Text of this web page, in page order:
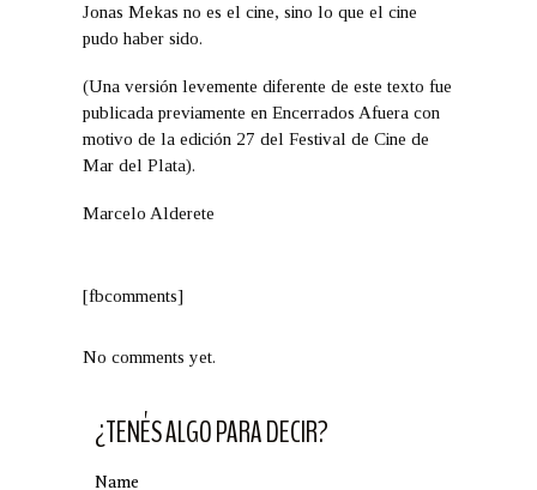
Jonas Mekas no es el cine, sino lo que el cine
pudo haber sido.
(Una versión levemente diferente de este texto fue
publicada previamente en Encerrados Afuera con
motivo de la edición 27 del Festival de Cine de
Mar del Plata).
Marcelo Alderete
[fbcomments]
No comments yet.
¿TENÉS ALGO PARA DECIR?
Name